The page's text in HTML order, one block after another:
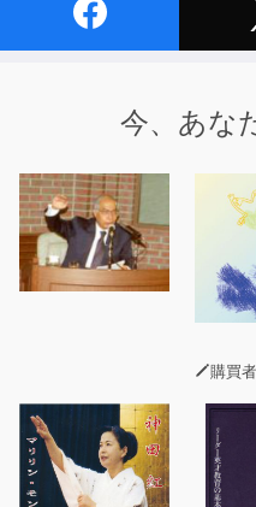
大阪ダンジョンの冒険者
薫風のいたずら（矢凪［
わたしたちは嘘つき（杉背
読］）
退職（水城正太郎［著者］
大阪駅地下には迷路が広が
東京アリス探訪（猫屋ち
今、あな
購買者心理研究所